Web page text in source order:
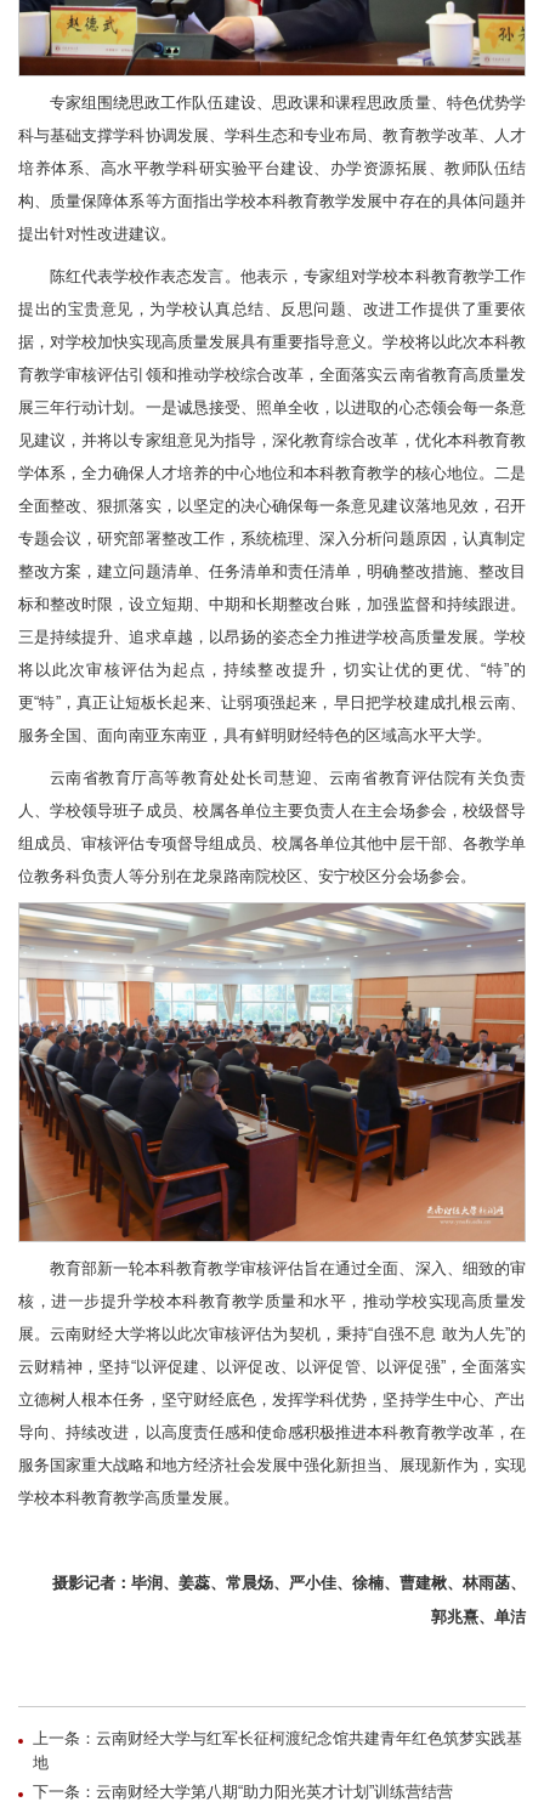
专家组围绕思政工作队伍建设、思政课和课程思政质量、特色优势学
科与基础支撑学科协调发展、学科生态和专业布局、教育教学改革、人才
培养体系、高水平教学科研实验平台建设、办学资源拓展、教师队伍结
构、质量保障体系等方面指出学校本科教育教学发展中存在的具体问题并
提出针对性改进建议。
陈红代表学校作表态发言。他表示，专家组对学校本科教育教学工作
提出的宝贵意见，为学校认真总结、反思问题、改进工作提供了重要依
据，对学校加快实现高质量发展具有重要指导意义。学校将以此次本科教
育教学审核评估引领和推动学校综合改革，全面落实云南省教育高质量发
展三年行动计划。一是诚恳接受、照单全收，以进取的心态领会每一条意
见建议，并将以专家组意见为指导，深化教育综合改革，优化本科教育教
学体系，全力确保人才培养的中心地位和本科教育教学的核心地位。二是
全面整改、狠抓落实，以坚定的决心确保每一条意见建议落地见效，召开
专题会议，研究部署整改工作，系统梳理、深入分析问题原因，认真制定
整改方案，建立问题清单、任务清单和责任清单，明确整改措施、整改目
标和整改时限，设立短期、中期和长期整改台账，加强监督和持续跟进。
三是持续提升、追求卓越，以昂扬的姿态全力推进学校高质量发展。学校
将以此次审核评估为起点，持续整改提升，切实让优的更优、“特”的
更“特”，真正让短板长起来、让弱项强起来，早日把学校建成扎根云南、
服务全国、面向南亚东南亚，具有鲜明财经特色的区域高水平大学。
云南省教育厅高等教育处处长司慧迎、云南省教育评估院有关负责
人、学校领导班子成员、校属各单位主要负责人在主会场参会，校级督导
组成员、审核评估专项督导组成员、校属各单位其他中层干部、各教学单
位教务科负责人等分别在龙泉路南院校区、安宁校区分会场参会。
教育部新一轮本科教育教学审核评估旨在通过全面、深入、细致的审
核，进一步提升学校本科教育教学质量和水平，推动学校实现高质量发
展。云南财经大学将以此次审核评估为契机，秉持“自强不息 敢为人先”的
云财精神，坚持“以评促建、以评促改、以评促管、以评促强”，全面落实
立德树人根本任务，坚守财经底色，发挥学科优势，坚持学生中心、产出
导向、持续改进，以高度责任感和使命感积极推进本科教育教学改革，在
服务国家重大战略和地方经济社会发展中强化新担当、展现新作为，实现
学校本科教育教学高质量发展。
摄影记者： 毕润、姜蕊、常晨炀、严小佳、徐楠、曹建楸、林雨菡、
郭兆熹、单洁
上一条：云南财经大学与红军长征柯渡纪念馆共建青年红色筑梦实践基
地
下一条：云南财经大学第八期“助力阳光英才计划”训练营结营